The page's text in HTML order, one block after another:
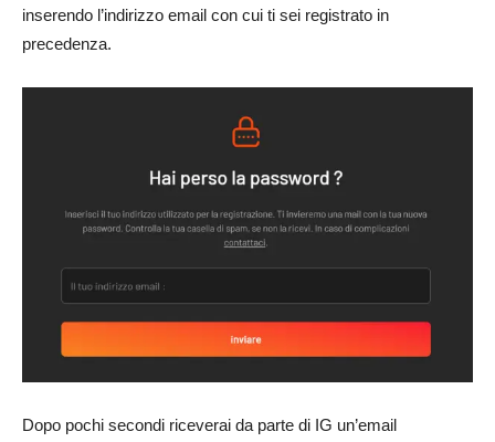
inserendo l’indirizzo email con cui ti sei registrato in
precedenza.
Dopo pochi secondi riceverai da parte di IG un’email